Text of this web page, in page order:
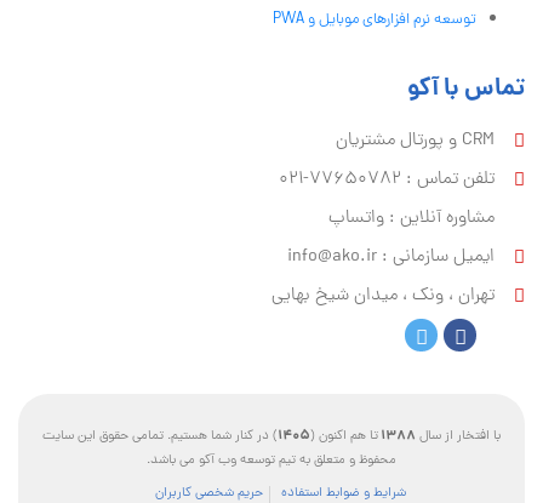
توسعه نرم افزارهای موبایل و PWA
تماس با آکو
CRM و پورتال مشتریان
تلفن تماس :‌ 77650782-021
مشاوره آنلاین : واتساپ
ایمیل سازمانی :‌ info@ako.ir
تهران ، ونک ، میدان شیخ بهایی
با افتخار از سال 1388تا هم اکنون (1405) در کنار شما هستیم. تمامی حقوق این سایت
محفوظ و متعلق به تیم توسعه وب آکو می باشد.
شرایط و ضوابط استفاده
حریم شخصی کاربران